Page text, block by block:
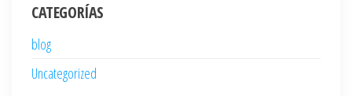
CATEGORÍAS
blog
Uncategorized